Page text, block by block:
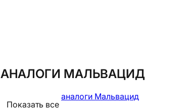
АНАЛОГИ МАЛЬВАЦИД
Показать все
аналоги Мальвацид